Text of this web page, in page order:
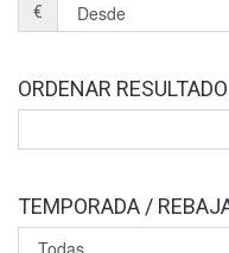
€
ORDENAR RESULTADO
TEMPORADA /